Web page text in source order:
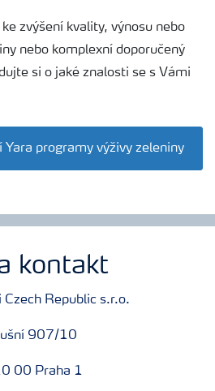
zvýšení kvality, výnosu nebo
nebo komplexní doporučený
si o jaké znalosti se s Vámi
programy výživy zeleniny
kontakt
Czech Republic s.r.o.
907/10
00 Praha 1